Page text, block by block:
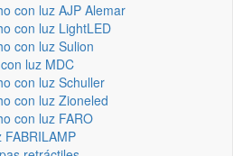
con luz AJP Alemar
con luz LightLED
con luz Sulion
luz MDC
con luz Schuller
con luz Zioneled
con luz FARO